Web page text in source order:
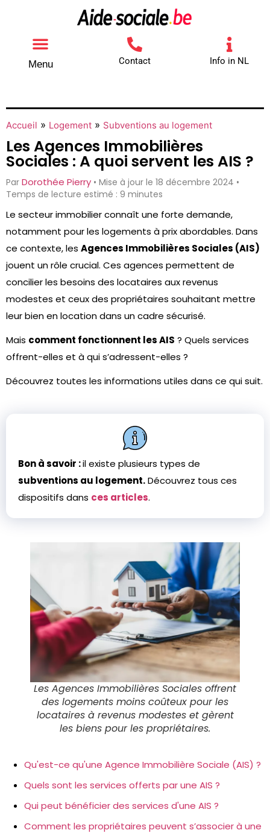
Menu Contact Info in NL
Accueil » Logement » Subventions au logement
Les Agences Immobilières
Sociales : A quoi servent les AIS ?
Par Dorothée Pierry • Mise à jour le 18 décembre 2024 •
Temps de lecture estimé : 9 minutes
Le secteur immobilier connaît une forte demande,
notamment pour les logements à prix abordables. Dans
ce contexte, les Agences Immobilières Sociales (AIS)
jouent un rôle crucial. Ces agences permettent de
concilier les besoins des locataires aux revenus
modestes et ceux des propriétaires souhaitant mettre
leur bien en location dans un cadre sécurisé.
Mais comment fonctionnent les AIS ? Quels services
offrent-elles et à qui s’adressent-elles ?
Découvrez toutes les informations utiles dans ce qui suit.
Bon à savoir :il existe plusieurs types de
subventions au logement.Découvrez tous ces
dispositifs dans ces articles.
Les Agences Immobilières Sociales offrent
des logements moins coûteux pour les
locataires à revenus modestes et gèrent
les biens pour les propriétaires.
Qu'est-ce qu'une Agence Immobilière Sociale (AIS) ?
Quels sont les services offerts par une AIS ?
Qui peut bénéficier des services d'une AIS ?
Comment les propriétaires peuvent s’associer à une